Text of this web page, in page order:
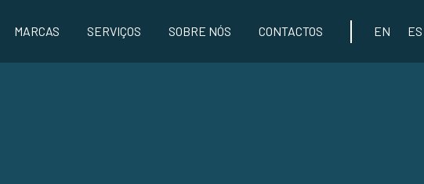
MARCAS SERVIÇOS SOBRE NÓS CONTACTOS EN ES